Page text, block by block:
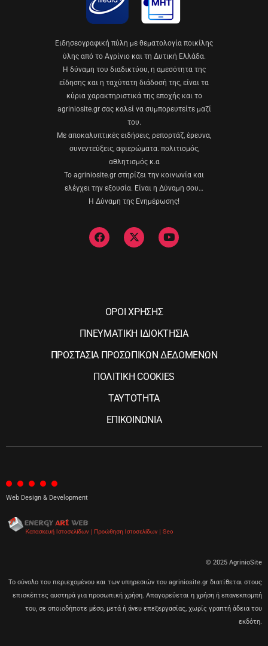
Eιδησεογραφική πύλη με θεματολογία ποικίλης
ύλης από το Αγρίνιο και τη Δυτική Ελλάδα.
Η δύναμη του διαδικτύου, η αμεσότητα της
είδησης και η ταχύτατη διάδοσή της, είναι τα
κύρια χαρακτηριστικά της εποχής και το
agriniosite.gr σας καλεί να συμπορευτείτε μαζί
του.
Με αποκαλυπτικές ειδήσεις, ρεπορτάζ, έρευνα,
συνεντεύξεις, αφιερώματα. πολιτισμός,
αθλητισμός κ.α
Το agriniosite.gr στηρίζει την κοινωνία και
ελέγχει την εξουσία. Είναι η Δύναμη σου…
Η Δύναμη της Ενημέρωσης!
ΟΡΟΙ ΧΡΗΣΗΣ
ΠΝΕΥΜΑΤΙΚΗ ΙΔΙΟΚΤΗΣΙΑ
ΠΡΟΣΤΑΣΙΑ ΠΡΟΣΩΠΙΚΩΝ ΔΕΔΟΜΕΝΩΝ
ΠΟΛΙΤΙΚΗ COOKIES
ΤΑΥΤΟΤΗΤΑ
ΕΠΙΚΟΙΝΩΝΙΑ
Web Design & Development
© 2025 AgrinioSite
Το σύνολο του περιεχομένου και των υπηρεσιών του agriniosite.gr διατίθεται στους
επισκέπτες αυστηρά για προσωπική χρήση. Απαγορεύεται η χρήση ή επανεκπομπή
του, σε οποιοδήποτε μέσο, μετά ή άνευ επεξεργασίας, χωρίς γραπτή άδεια του
εκδότη.